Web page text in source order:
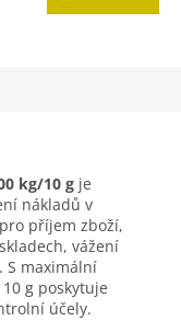
kg/10 g je
nákladů v
příjem zboží,
vážení
S maximální
g poskytuje
účely.